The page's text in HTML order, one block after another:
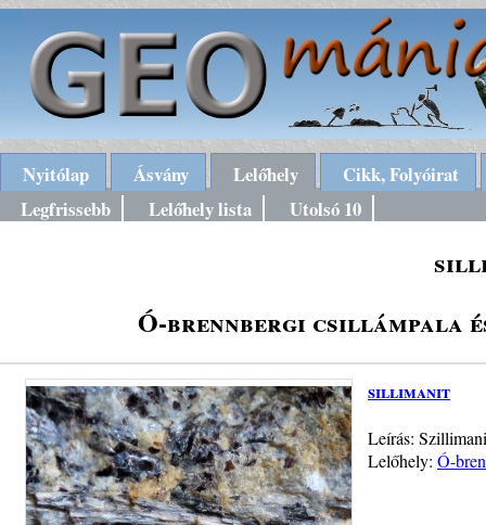
Nyitólap Ásvány Lelőhely
Cikk, Folyóirat
Legfrissebb
Lelőhely lista Utolsó 10
Ó-brennbergi csillámpala
sillimanit
Leírás:
Lelőhely: Ó-